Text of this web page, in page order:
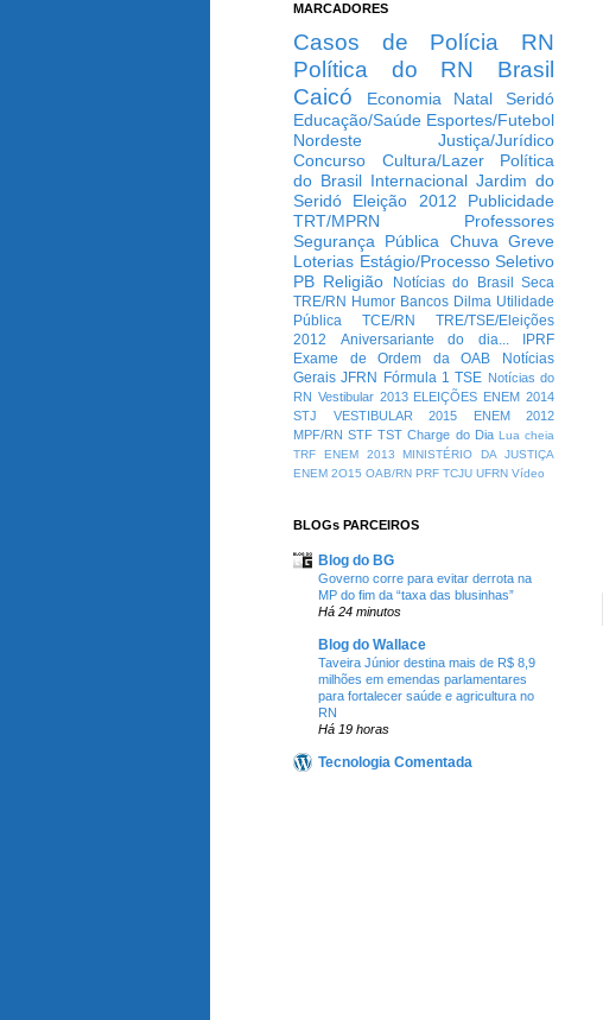
MARCADORES
Casos de Polícia
RN
Política do RN
Brasil
Caicó
Economia Natal
Seridó
Educação/Saúde Esportes/Futebol
Nordeste
Justiça/Jurídico
Concurso
Cultura/Lazer
Política
do Brasil Internacional Jardim do
Seridó
Eleição 2012
Publicidade
TRT/MPRN
Professores
Segurança Pública Chuva Greve
Loterias Estágio/Processo Seletivo
PB Religião Notícias do Brasil
Seca
TRE/RN Humor Bancos Dilma Utilidade
Pública
TCE/RN
TRE/TSE/Eleições
2012
Aniversariante do dia...
IPRF
Exame de Ordem da OAB
Notícias
Gerais JFRN Fórmula 1 TSE Notícias do
RN Vestibular 2013 ELEIÇÕES ENEM 2014
STJ
VESTIBULAR 2015
ENEM 2012
MPF/RN STF TST Charge do Dia Lua cheia
TRF
ENEM 2013
MINISTÉRIO DA JUSTIÇA
ENEM 2O15 OAB/RN PRF TCJU UFRN Vídeo
BLOGs PARCEIROS
Blog do BG
Governo corre para evitar derrota na
MP do fim da “taxa das blusinhas”
Há 24 minutos
Blog do Wallace
Taveira Júnior destina mais de R$ 8,9
milhões em emendas parlamentares
para fortalecer saúde e agricultura no
RN
Há 19 horas
Tecnologia Comentada